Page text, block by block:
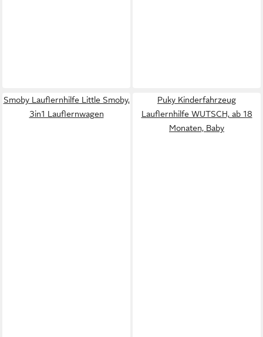
Smoby Lauflernhilfe Little Smoby,
3in1 Lauflernwagen
Puky Kinderfahrzeug
Lauflernhilfe WUTSCH, ab 18
Monaten, Baby